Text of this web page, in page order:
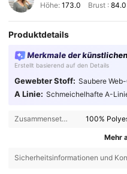
Höhe: 173.0 Brust :84.0
Produktdetails
Merkmale der
Erstellt basierend auf den Details
Gewebter Stoff: Saubere
A Linie: Schmeichelhafte A-
Zusammensetzung: 100%
Mehr
Sicherheitsinformationen und